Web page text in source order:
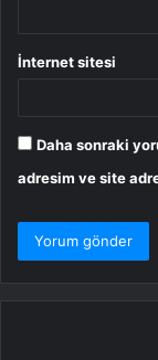
İnternet sitesi
Daha sonraki
adresim ve site